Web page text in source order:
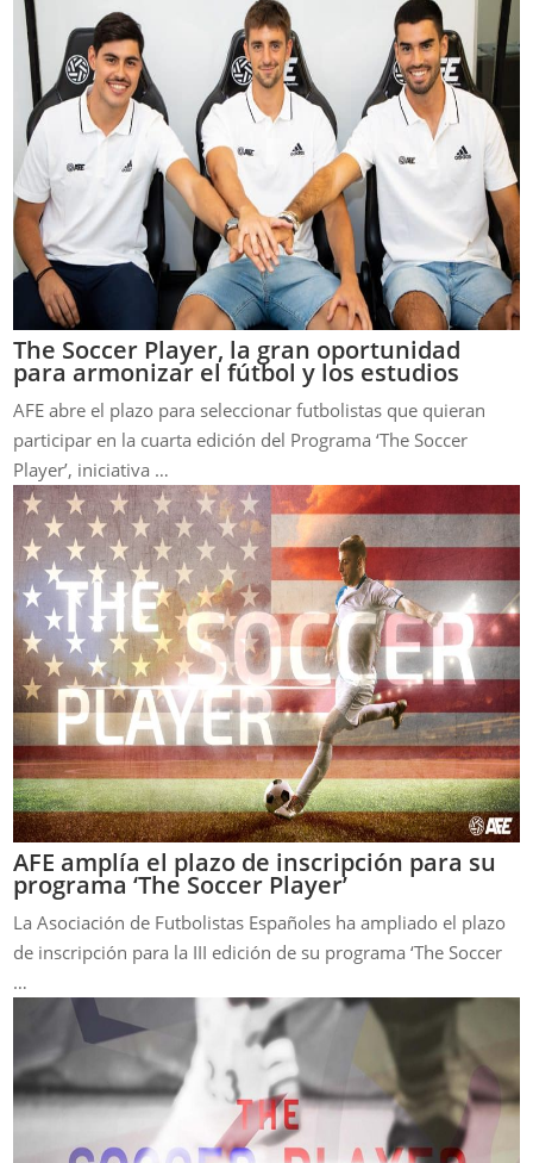
The Soccer Player, la gran oportunidad
para armonizar el fútbol y los estudios
AFE abre el plazo para seleccionar futbolistas que quieran
participar en la cuarta edición del Programa ‘The Soccer
Player’, iniciativa …
AFE amplía el plazo de inscripción para su
programa ‘The Soccer Player’
La Asociación de Futbolistas Españoles ha ampliado el plazo
de inscripción para la III edición de su programa ‘The Soccer
…